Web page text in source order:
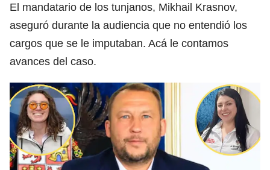
El mandatario de los tunjanos, Mikhail Krasnov,
aseguró durante la audiencia que no entendió los
cargos que se le imputaban. Acá le contamos
avances del caso.